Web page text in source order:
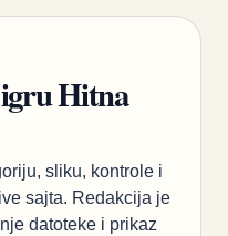
Hitna
sliku, kontrole i
sajta. Redakcija je
datoteke i prikaz